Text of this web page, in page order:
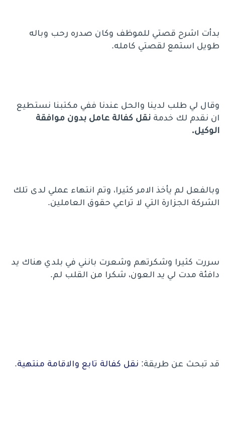
بدأت اشرح قصتي للموظف وكان صدره رحب وباله
طويل استمع لقصتي كامله.
وقال لي طلب لدينا والحل عندنا ففي مكتبنا نستطيع
ان نقدم لك خدمةنقل كفالة عامل بدون موافقة
الوكيل.
وبالفعل لم يأخذ الامر كثيرا، وتم انتهاء عملي لدى تلك
الشركة الجزارة التي لا تراعي حقوق العاملين.
سررت كثيرا وشكرتهم وشعرت بانني في بلدي هناك يد
دافئة مدت لي يد العون، شكرا من القلب لم.
قد تبحث عن طريقة: نقل كفالة تابع والاقامة منتهية.